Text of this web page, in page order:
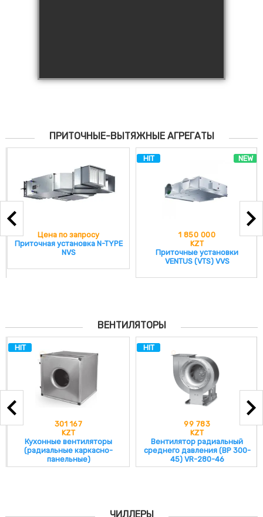
ПРИТОЧНЫЕ-ВЫТЯЖНЫЕ АГРЕГАТЫ
Цена по запросу
Приточная установка N-TYPE
NVS
NEW
HIT
1 850 000
KZT
Приточные установки
VENTUS (VTS) VVS
ВЕНТИЛЯТОРЫ
HIT
99 783
KZT
Вентилятор радиальный
среднего давления (ВР 300-
45) VR-280-46
HIT
89 438
KZT
Вентилятор радиальный
низкого давления VR-86-77
ЧИЛЛЕРЫ